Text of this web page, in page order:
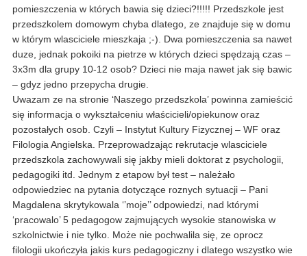
pomieszczenia w których bawia się dzieci?!!!!! Przedszkole jest
przedszkolem domowym chyba dlatego, ze znajduje się w domu
w którym wlasciciele mieszkaja ;-). Dwa pomieszczenia sa nawet
duze, jednak pokoiki na pietrze w których dzieci spędzają czas –
3x3m dla grupy 10-12 osob? Dzieci nie maja nawet jak się bawic
– gdyz jedno przepycha drugie.
Uwazam ze na stronie ‘Naszego przedszkola’ powinna zamieścić
się informacja o wykształceniu właścicieli/opiekunow oraz
pozostałych osob. Czyli – Instytut Kultury Fizycznej – WF oraz
Filologia Angielska. Przeprowadzając rekrutacje wlasciciele
przedszkola zachowywali się jakby mieli doktorat z psychologii,
pedagogiki itd. Jednym z etapow był test – należało
odpowiedziec na pytania dotyczące roznych sytuacji – Pani
Magdalena skrytykowala ‘’moje’’ odpowiedzi, nad którymi
‘pracowalo’ 5 pedagogow zajmujących wysokie stanowiska w
szkolnictwie i nie tylko. Może nie pochwalila się, ze oprocz
filologii ukończyła jakis kurs pedagogiczny i dlatego wszystko wie